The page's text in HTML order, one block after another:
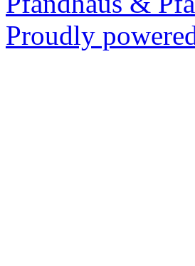
Proudly